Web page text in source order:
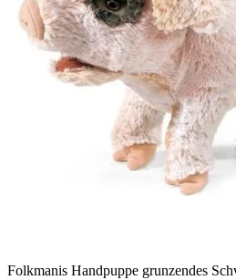
Folkmanis Handpuppe grunzendes